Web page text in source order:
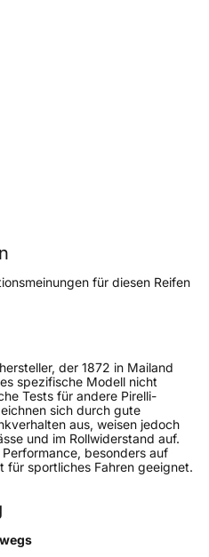
h
für diesen Reifen
der 1872 in Mailand
spezifische Modell nicht
Tests für andere Pirelli-
sich durch gute
aus, weisen jedoch
und im Rollwiderstand auf.
besonders auf
sportliches Fahren geeignet.